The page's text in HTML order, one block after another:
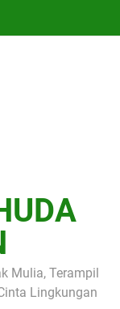
Mulia, Terampil
Lingkungan